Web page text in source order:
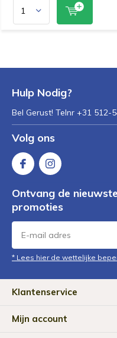
Hulp Nodig?
Bel Gerust! Telnr +31 512-
Volg ons
Ontvang de
promoties
* Lees hier de wettelijke
Klantenservice
Mijn account